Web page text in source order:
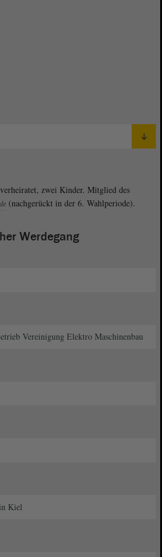
zwei Kinder. Mitglied des
(nachgerückt in der 6. Wahlperiode).
Werdegang
Vereinigung Elektro Maschinenbau
Kiel